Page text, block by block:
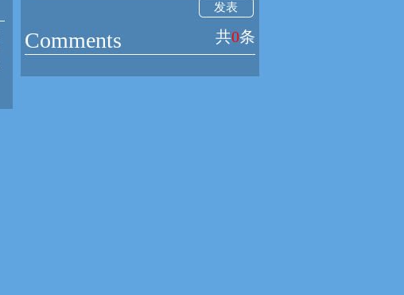
发表
Comments 共0条